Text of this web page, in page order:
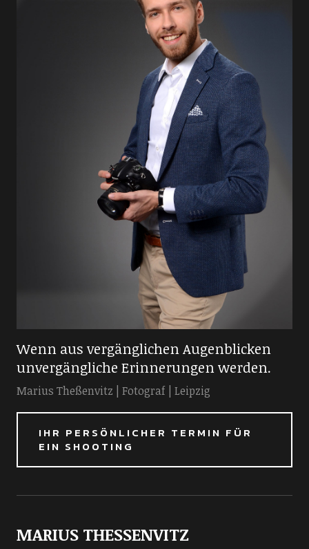
Wenn aus vergänglichen Augenblicken
unvergängliche Erinnerungen werden.
Marius Theßenvitz | Fotograf | Leipzig
IHR PERSÖNLICHER TERMIN FÜR
EIN SHOOTING
MARIUS THESSENVITZ